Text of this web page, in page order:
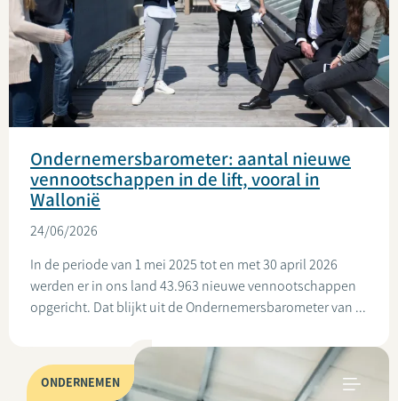
Ondernemersbarometer: aantal nieuwe
vennootschappen in de lift, vooral in
Wallonië
24/06/2026
In de periode van 1 mei 2025 tot en met 30 april 2026
werden er in ons land 43.963 nieuwe vennootschappen
opgericht. Dat blijkt uit de Ondernemersbarometer van ...
ONDERNEMEN